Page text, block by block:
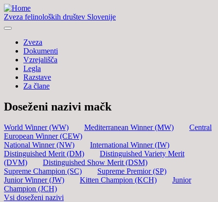
Zveza felinoloških društev Slovenije
Zveza
Dokumenti
Vzrejališča
Legla
Razstave
Za člane
Doseženi nazivi mačk
World Winner (WW) Mediterranean Winner (MW)
Central
European Winner (CEW)
National Winner (NW)
International Winner (IW)
Distinguished Merit (DM)
Distinguished Variety Merit
(DVM)
Distinguished Show Merit (DSM)
Supreme Champion (SC)
Supreme Premior (SP)
Junior Winner (JW)
Kitten Champion (KCH)
Junior
Champion (JCH)
Vsi doseženi nazivi